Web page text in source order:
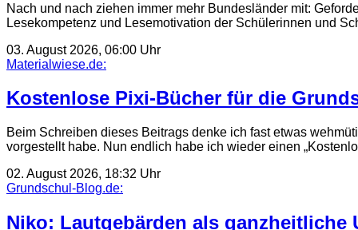
Nach und nach ziehen immer mehr Bundesländer mit:
Lesekompetenz und Lesemotivation der Schülerinnen und
03. August 2026, 06:00 Uhr
Materialwiese.de:
Kostenlose Pixi-Bücher für die
Beim Schreiben dieses Beitrags denke ich fast etwas
vorgestellt habe. Nun endlich habe ich wieder einen
02. August 2026, 18:32 Uhr
Grundschul-Blog.de:
Niko: Lautgebärden als